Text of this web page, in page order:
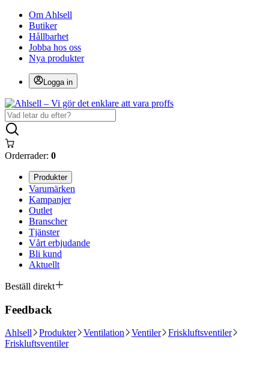
Om Ahlsell
Butiker
Hållbarhet
Jobba hos oss
Nya produkter
Logga in
Orderrader: 0
Produkter
Varumärken
Kampanjer
Outlet
Branscher
Tjänster
Vårt erbjudande
Bli kund
Aktuellt
Beställ direkt
Feedback
Ahlsell Produkter Ventilation Ventiler
Friskluftsventiler
Friskluftsventiler